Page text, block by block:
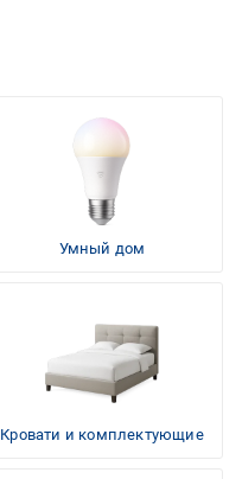
Умный дом
Кровати и комплектующие